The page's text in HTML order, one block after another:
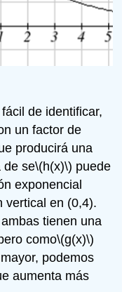
de identificar,
un factor de
producirá una
de se\(h(x)\) puede
exponencial
vertical en (0,4).
ambas tienen una
como\(g(x)\)
podemos
aumenta más